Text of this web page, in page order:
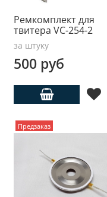
Ремкомплект для
твитера VC-254-2
за штуку
500 руб
Предзаказ